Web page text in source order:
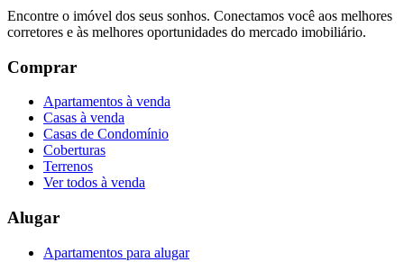
Encontre o imóvel dos seus sonhos. Conectamos você aos melhores
corretores e às melhores oportunidades do mercado imobiliário.
Comprar
Apartamentos à venda
Casas à venda
Casas de Condomínio
Coberturas
Terrenos
Ver todos à venda
Alugar
Apartamentos para alugar